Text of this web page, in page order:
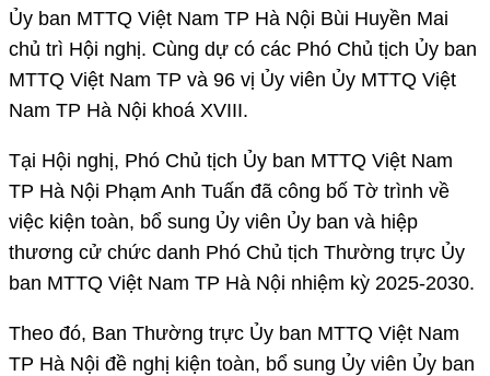
Ủy ban MTTQ Việt Nam TP Hà Nội Bùi Huyền Mai
chủ trì Hội nghị. Cùng dự có các Phó Chủ tịch Ủy ban
MTTQ Việt Nam TP và 96 vị Ủy viên Ủy MTTQ Việt
Nam TP Hà Nội khoá XVIII.
Tại Hội nghị, Phó Chủ tịch Ủy ban MTTQ Việt Nam
TP Hà Nội Phạm Anh Tuấn đã công bố Tờ trình về
việc kiện toàn, bổ sung Ủy viên Ủy ban và hiệp
thương cử chức danh Phó Chủ tịch Thường trực Ủy
ban MTTQ Việt Nam TP Hà Nội nhiệm kỳ 2025-2030.
Theo đó, Ban Thường trực Ủy ban MTTQ Việt Nam
TP Hà Nội đề nghị kiện toàn, bổ sung Ủy viên Ủy ban